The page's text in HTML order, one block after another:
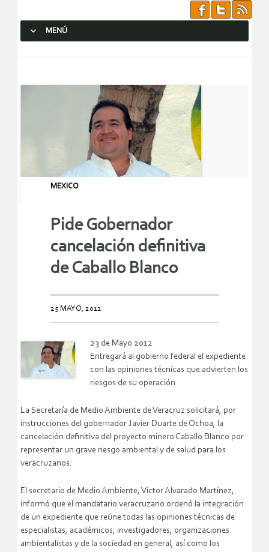
MENÚ
MEXICO
Pide Gobernador
cancelación definitiva
de Caballo Blanco
25 MAYO, 2012
23 de Mayo 2012
Entregará al gobierno federal el expediente
con las opiniones técnicas que advierten los
riesgos de su operación
La Secretaría de Medio Ambiente de Veracruz solicitará, por
instrucciones del gobernador Javier Duarte de Ochoa, la
cancelación definitiva del proyecto minero Caballo Blanco por
representar un grave riesgo ambiental y de salud para los
veracruzanos.
El secretario de Medio Ambiente, Víctor Alvarado Martínez,
informó que el mandatario veracruzano ordenó la integración
de un expediente que reúne todas las opiniones técnicas de
especialistas, académicos, investigadores, organizaciones
ambientalistas y de la sociedad en general, así como los